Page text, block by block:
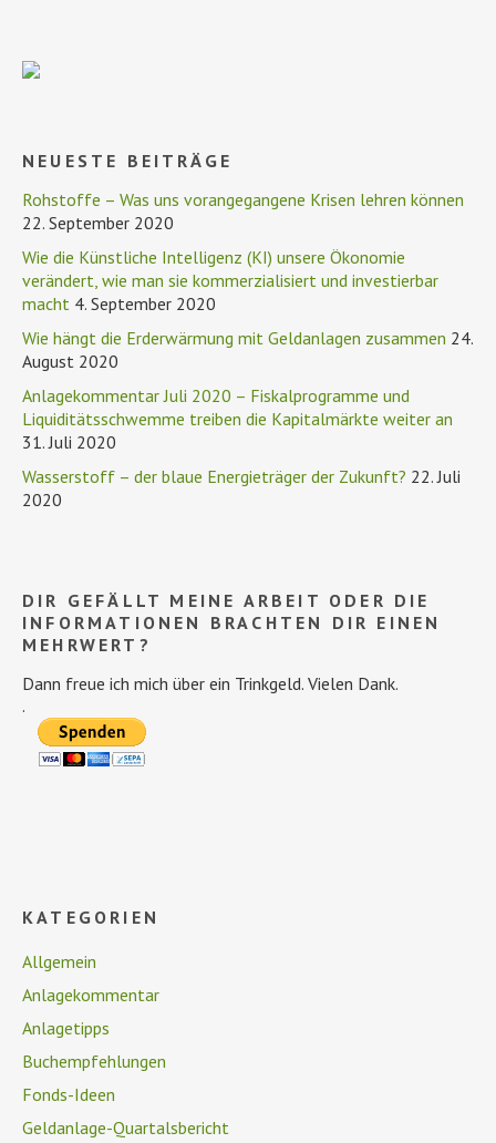
NEUESTE BEITRÄGE
Rohstoffe – Was uns vorangegangene Krisen lehren können
22. September 2020
Wie die Künstliche Intelligenz (KI) unsere Ökonomie
verändert, wie man sie kommerzialisiert und investierbar
macht 4. September 2020
Wie hängt die Erderwärmung mit Geldanlagen zusammen 24.
August 2020
Anlagekommentar Juli 2020 – Fiskalprogramme und
Liquiditätsschwemme treiben die Kapitalmärkte weiter an
31. Juli 2020
Wasserstoff – der blaue Energieträger der Zukunft? 22. Juli
2020
DIR GEFÄLLT MEINE ARBEIT ODER DIE
INFORMATIONEN BRACHTEN DIR EINEN
MEHRWERT?
Dann freue ich mich über ein Trinkgeld. Vielen Dank.
.
KATEGORIEN
Allgemein
Anlagekommentar
Anlagetipps
Buchempfehlungen
Fonds-Ideen
Geldanlage-Quartalsbericht